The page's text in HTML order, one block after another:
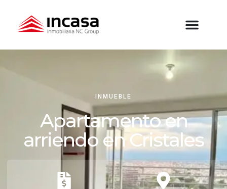
INMUEBLE
Apartamento en
arriendo en Cristales